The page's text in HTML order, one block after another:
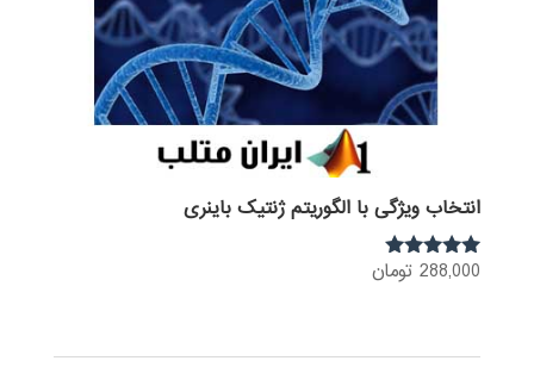
انتخاب ویژگی با الگوریتم ژنتیک باینری
نمره
288,000 تومان